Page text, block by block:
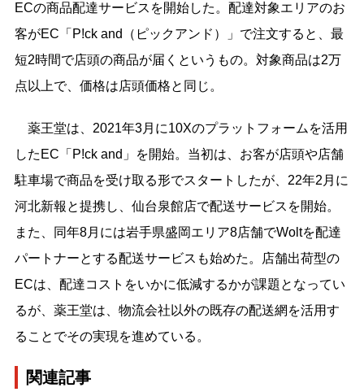
ECの商品配達サービスを開始した。配達対象エリアのお
客がEC「P!ck and（ピックアンド）」で注文すると、最
短2時間で店頭の商品が届くというもの。対象商品は2万
点以上で、価格は店頭価格と同じ。
薬王堂は、2021年3月に10Xのプラットフォームを活用
したEC「P!ck and」を開始。当初は、お客が店頭や店舗
駐車場で商品を受け取る形でスタートしたが、22年2月に
河北新報と提携し、仙台泉館店で配送サービスを開始。
また、同年8月には岩手県盛岡エリア8店舗でWoltを配達
パートナーとする配送サービスも始めた。店舗出荷型の
ECは、配達コストをいかに低減するかが課題となってい
るが、薬王堂は、物流会社以外の既存の配送網を活用す
ることでその実現を進めている。
関連記事